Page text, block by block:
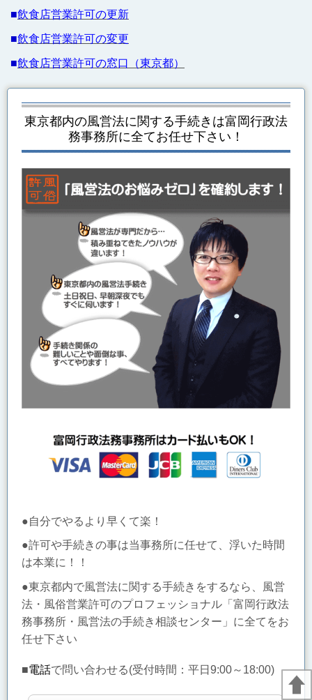
■飲食店営業許可の更新
■飲食店営業許可の変更
■飲食店営業許可の窓口（東京都）
東京都内の風営法に関する手続き は富岡行政法
務事務所に全てお任せ下さい！
●自分でやるより早くて楽！
●許可や手続きの事は当事務所に任せて、浮いた時間
は本業に！！
●東京都内で風営法に関する手続きをするなら、風営
法・風俗営業許可のプロフェッショナル「富岡行政法
務事務所・風営法の手続き相談センター」に全てをお
任せ下さい
■電話で問い合わせる(受付時間： 平日9:00～18:00)